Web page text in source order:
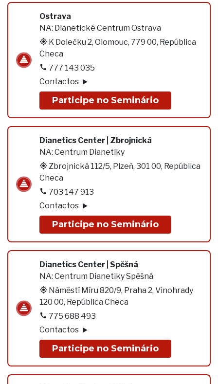
Ostrava
NA: Dianetické Centrum Ostrava
K Dolečku 2, Olomouc, 779 00, República
Checa
777 143 035
Contactos
Participe no Seminário
Dianetics Center | Zbrojnická
NA: Centrum Dianetiky
Zbrojnická 112/5, Plzeň, 301 00, República
Checa
703 147 913
Contactos
Participe no Seminário
Dianetics Center | Spěšná
NA: Centrum Dianetiky Spěšná
Náměstí Míru 820/9, Praha 2, Vinohrady
120 00, República Checa
775 688 493
Contactos
Participe no Seminário